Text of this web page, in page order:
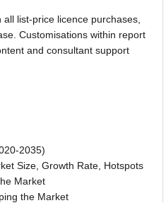
list-price licence purchases,
Customisations within report
and consultant support
2035)
Size, Growth Rate, Hotspots
Market
the Market